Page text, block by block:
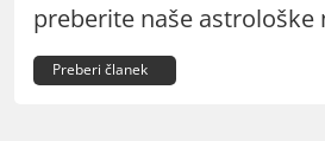
preberite naše astrološke
Preberi članek